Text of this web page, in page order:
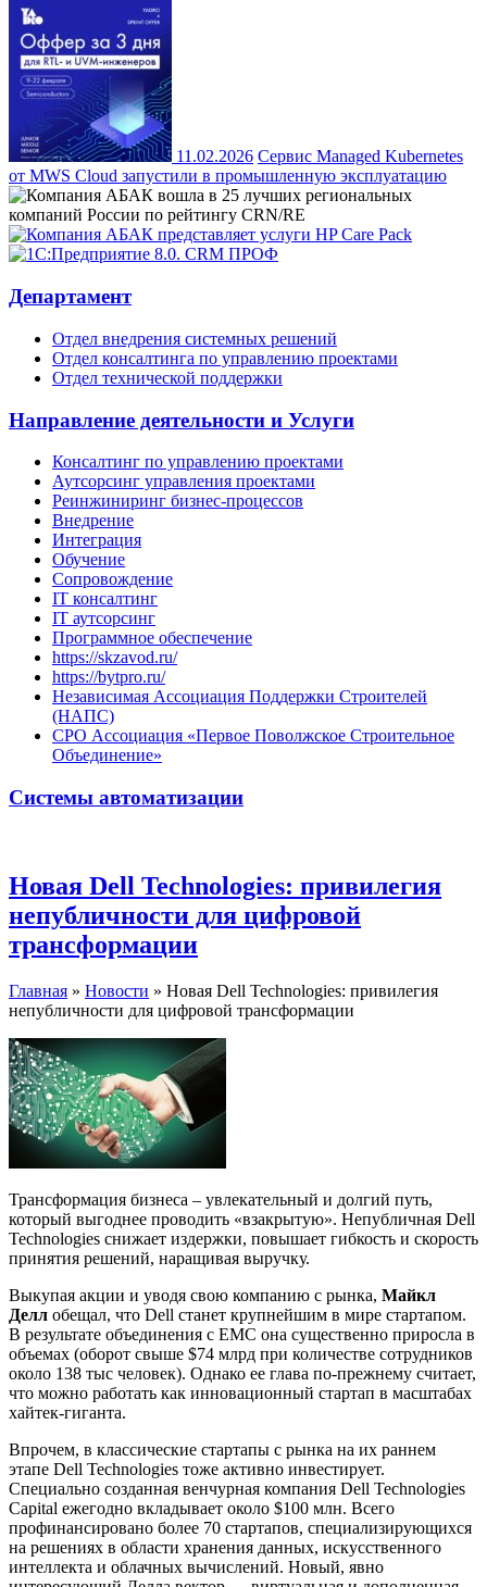
11.02.2026 Сервис Managed Kubernetes
от MWS Cloud запустили в промышленную эксплуатацию
Департамент
Отдел внедрения системных решений
Отдел консалтинга по управлению проектами
Отдел технической поддержки
Направление деятельности и Услуги
Консалтинг по управлению проектами
Аутсорсинг управления проектами
Реинжиниринг бизнес-процессов
Внедрение
Интеграция
Обучение
Сопровождение
IT консалтинг
IT аутсорсинг
Программное обеспечение
https://skzavod.ru/
https://bytpro.ru/
Независимая Ассоциация Поддержки Строителей
(НАПС)
СРО Ассоциация «Первое Поволжское Строительное
Объединение»
Системы автоматизации
Новая Dell Technologies: привилегия
непубличности для цифровой
трансформации
Главная » Новости » Новая Dell Technologies: привилегия
непубличности для цифровой трансформации
Трансформация бизнеса – увлекательный и долгий путь,
который выгоднее проводить «взакрытую». Непубличная Dell
Technologies снижает издержки, повышает гибкость и скорость
принятия решений, наращивая выручку.
Выкупая акции и уводя свою компанию с рынка, Майкл
Делл обещал, что Dell станет крупнейшим в мире стартапом.
В результате объединения с ЕМС она существенно приросла в
объемах (оборот свыше $74 млрд при количестве сотрудников
около 138 тыс человек). Однако ее глава по-прежнему считает,
что можно работать как инновационный стартап в масштабах
хайтек-гиганта.
Впрочем, в классические стартапы с рынка на их раннем
этапе Dell Technologies тоже активно инвестирует.
Специально созданная венчурная компания Dell Technologies
Capital ежегодно вкладывает около $100 млн. Всего
профинансировано более 70 стартапов, специализирующихся
на решениях в области хранения данных, искусственного
интеллекта и облачных вычислений. Новый, явно